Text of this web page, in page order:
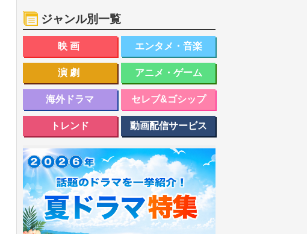
ジャンル別一覧
映画 エンタメ・音楽
演劇 アニメ・ゲーム
海外ドラマ セレブ&ゴシップ
トレンド 動画配信サービス